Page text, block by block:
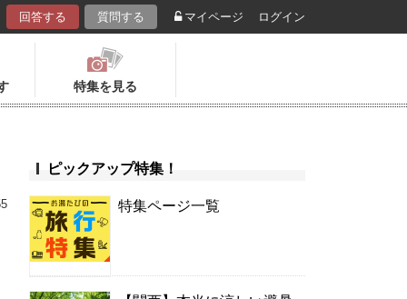
回答する 質問する マイページ ログイン
特集を見る
ピックアップ特集！
特集ページ一覧